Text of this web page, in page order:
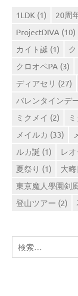
1LDK (1) 20周
ProjectDIVA (10)
カイト誕 (1)
クロオペPA (3)
ディアセリ (27)
バレンタインデ
ミクメイ (2)
メイルカ (33)
ルカ誕 (1) レ
夏祭り (1) 大晦
東京魔人學園剣
登山ツアー (2)
検
索